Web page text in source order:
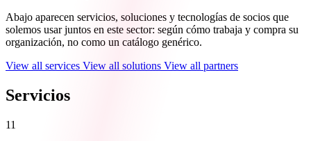
Abajo aparecen servicios, soluciones y tecnologías de socios que
solemos usar juntos en este sector: según cómo trabaja y compra su
organización, no como un catálogo genérico.
View all services View all solutions View all partners
Servicios
11